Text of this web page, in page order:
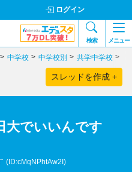
ログイン
検索 メニュー
中学校 中学校別 共学中学校
スレッドを作成 +
大でいいんです
(ID:cMqNPhtAw2I)